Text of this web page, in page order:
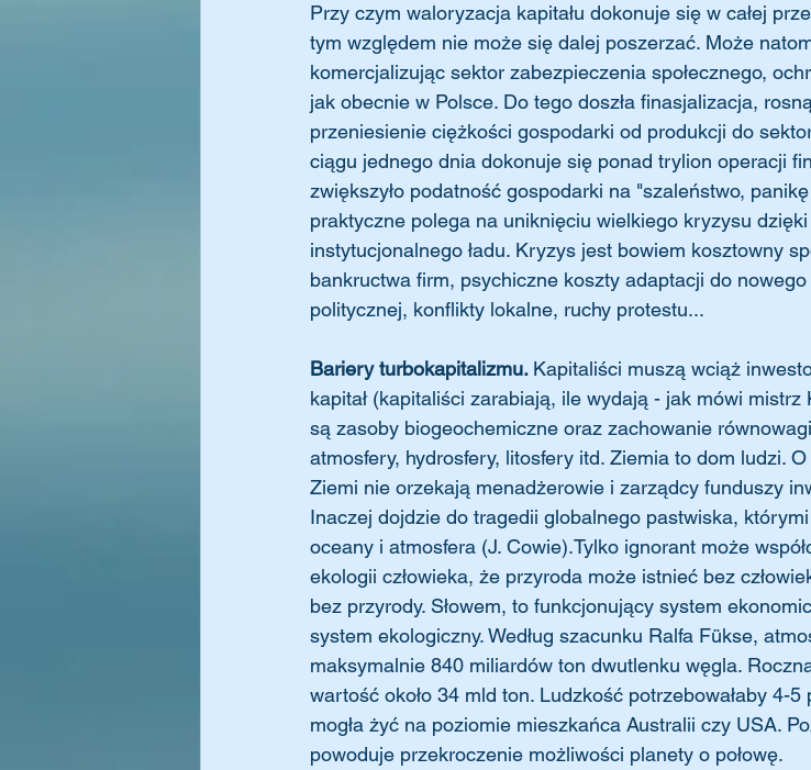
Przy czym waloryzacja kapitału dokonuje się w całej
tym względem nie może się dalej poszerzać. Może
komercjalizując sektor zabezpieczenia społecznego,
jak obecnie w Polsce. Do tego doszła finasjalizacja,
przeniesienie ciężkości gospodarki od produkcji do
ciągu jednego dnia dokonuje się ponad trylion operacji
zwiększyło podatność gospodarki na "szaleństwo,
praktyczne polega na uniknięciu wielkiego kryzysu
instytucjonalnego ładu. Kryzys jest bowiem kosztowny
bankructwa firm, psychiczne koszty adaptacji do
politycznej, konflikty lokalne, ruchy protestu...
Bariery turbokapitalizmu. Kapitaliści muszą wciąż
kapitał (kapitaliści zarabiają, ile wydają - jak mówi
są zasoby biogeochemiczne oraz zachowanie
atmosfery, hydrosfery, litosfery itd. Ziemia to dom ludzi.
Ziemi nie orzekają menadżerowie i zarządcy funduszy
Inaczej dojdzie do tragedii globalnego pastwiska,
oceany i atmosfera (J. Cowie).Tylko ignorant może
ekologii człowieka, że przyroda może istnieć bez
bez przyrody. Słowem, to funkcjonujący system
system ekologiczny. Według szacunku Ralfa Fükse,
maksymalnie 840 miliardów ton dwutlenku węgla.
wartość około 34 mld ton. Ludzkość potrzebowałaby 4-
mogła żyć na poziomie mieszkańca Australii czy USA.
powoduje przekroczenie możliwości planety o połowę.